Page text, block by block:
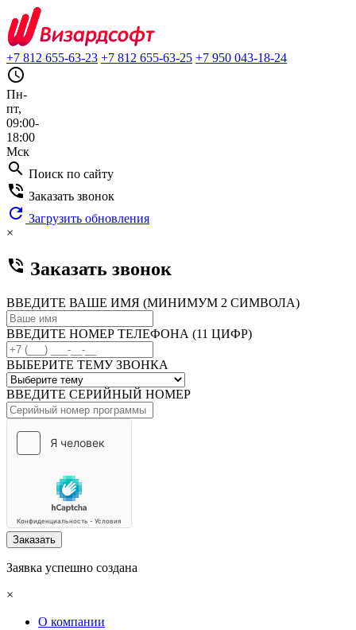
+7 812 655-63-23 +7 812 655-63-25 +7 950 043-18-24
query_builder
Пн-
пт,
09:00-
18:00
Мск
search Поиск по сайту
phone_in_talk Заказать звонок
refresh Загрузить обновления
×
phone_in_talk Заказать звонок
ВВЕДИТЕ ВАШЕ ИМЯ (МИНИМУМ 2 СИМВОЛА)
ВВЕДИТЕ НОМЕР ТЕЛЕФОНА (11 ЦИФР)
ВЫБЕРИТЕ ТЕМУ ЗВОНКА
ВВЕДИТЕ СЕРИЙНЫЙ НОМЕР
Заказать
Заявка успешно создана
×
О компании